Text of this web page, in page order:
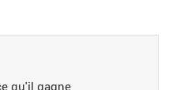
qu'il gagne